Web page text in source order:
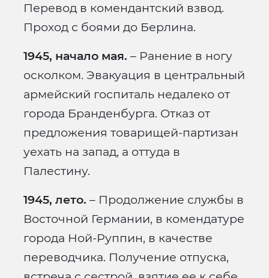
Перевод в комендантский взвод.
Проход с боями до Берлина.
1945, начало мая. – Ранение в ногу
осколком. Эвакуация в центральный
армейский госпиталь недалеко от
города Бранденбурга. Отказ от
предложения товарищей-партизан
уехать на запад, а оттуда в
Палестину.
1945, лето. – Продолжение службы в
Восточной Германии, в комендатуре
города Ной-Руппин, в качестве
переводчика. Получение отпуска,